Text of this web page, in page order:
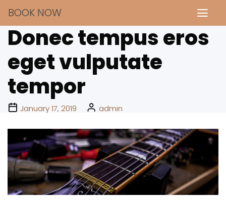
BOOK NOW
Donec tempus eros
eget vulputate
tempor
January 17, 2019 admin